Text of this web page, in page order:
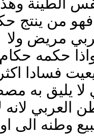
من ينتج
مريض ولا
حكمه حكام
فسادا اكثر
لا يليق به
لانه
وطنه الى